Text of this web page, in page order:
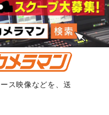
ス映像などを、送